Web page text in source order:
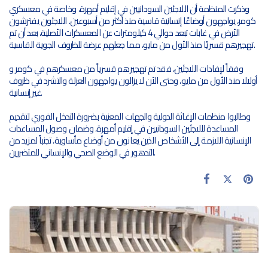
وذكرت المنظمة أن اللاجئين السودانيين في إقليم أمهرة، وخاصة في معسكري
كومر، يواجهون أوضاعًا إنسانية قاسية منذ أكثر من أسبوعين. اللاجئون يفترشون
الأرض في غابات تبعد حوالي 4 كيلومترات عن المعسكرات الأصلية، بعد أن تم
تهجيرهم قسريًا منذ الأول من مايو، مما جعلهم عرضة للظروف الجوية القاسية.
وفقاً لإفادات اللاجئين، فقد تم تهجيرهم قسرياً من معسكرهم في كومر و
أولالا منذ الأول من مايو، وحتى الآن لا يزالون يواجهون العزلة والتشرد في ظروف
غير إنسانية.
وطالبوا منظمات الإغاثة الدولية والجهات المعنية بضرورة التدخل الفوري لتقديم
المساعدة لللاجئين السودانيين في إقليم أمهرة، وضمان وصول المساعدات
الإنسانية اللازمة إلى الأشخاص الذين يعانون من أوضاع مأساوية، تجنباً لمزيد من
التدهور في الوضع الصحي والإنساني للمتضررين.